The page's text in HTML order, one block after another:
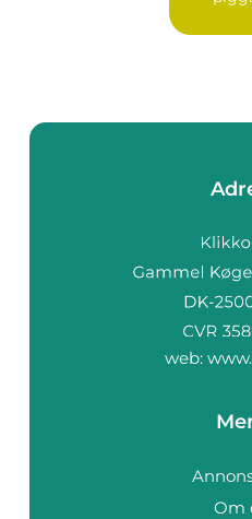
web:
Om